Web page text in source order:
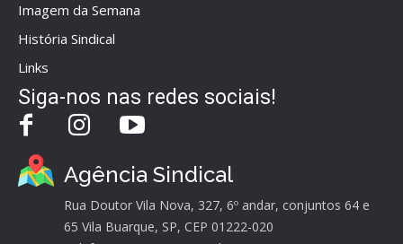
Imagem da Semana
História Sindical
Links
Siga-nos nas redes sociais!
Agência Sindical
Rua Doutor Vila Nova, 327, 6º andar, conjuntos 64 e
65 Vila Buarque, SP, CEP 01222-020